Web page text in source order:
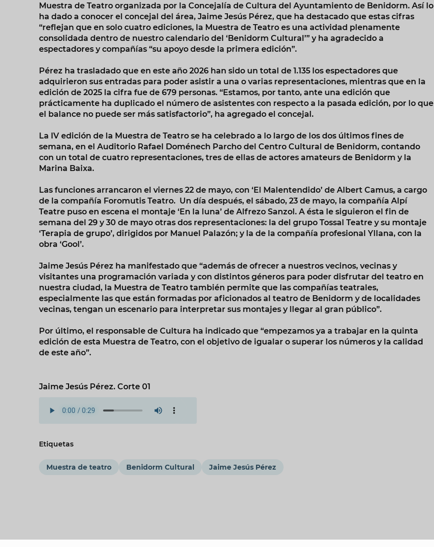
Muestra de Teatro organizada por la Concejalía de Cultura del Ayuntamiento de Benidorm. Así lo
ha dado a conocer el concejal del área, Jaime Jesús Pérez, que ha destacado que estas cifras
“reflejan que en solo cuatro ediciones, la Muestra de Teatro es una actividad plenamente
consolidada dentro de nuestro calendario del ‘Benidorm Cultural’” y ha agradecido a
espectadores y compañías “su apoyo desde la primera edición”.
Pérez ha trasladado que en este año 2026 han sido un total de 1.135 los espectadores que
adquirieron sus entradas para poder asistir a una o varias representaciones, mientras que en la
edición de 2025 la cifra fue de 679 personas. “Estamos, por tanto, ante una edición que
prácticamente ha duplicado el número de asistentes con respecto a la pasada edición, por lo que
el balance no puede ser más satisfactorio”, ha agregado el concejal.
La IV edición de la Muestra de Teatro se ha celebrado a lo largo de los dos últimos fines de
semana, en el Auditorio Rafael Doménech Parcho del Centro Cultural de Benidorm, contando
con un total de cuatro representaciones, tres de ellas de actores amateurs de Benidorm y la
Marina Baixa.
Las funciones arrancaron el viernes 22 de mayo, con ‘El Malentendido’ de Albert Camus, a cargo
de la compañía Foromutis Teatro. Un día después, el sábado, 23 de mayo, la compañía Alpí
Teatre puso en escena el montaje ‘En la luna’ de Alfrezo Sanzol. A ésta le siguieron el fin de
semana del 29 y 30 de mayo otras dos representaciones: la del grupo Tossal Teatre y su montaje
‘Terapia de grupo’, dirigidos por Manuel Palazón; y la de la compañía profesional Yllana, con la
obra ‘Gool’.
Jaime Jesús Pérez ha manifestado que “además de ofrecer a nuestros vecinos, vecinas y
visitantes una programación variada y con distintos géneros para poder disfrutar del teatro en
nuestra ciudad, la Muestra de Teatro también permite que las compañías teatrales,
especialmente las que están formadas por aficionados al teatro de Benidorm y de localidades
vecinas, tengan un escenario para interpretar sus montajes y llegar al gran público”.
Por último, el responsable de Cultura ha indicado que “empezamos ya a trabajar en la quinta
edición de esta Muestra de Teatro, con el objetivo de igualar o superar los números y la calidad
de este año”.
Jaime Jesús Pérez. Corte 01
Etiquetas
Muestra de teatro Benidorm Cultural Jaime Jesús Pérez